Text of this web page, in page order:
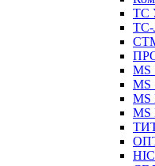
ТС
MS
MS
MS
MS